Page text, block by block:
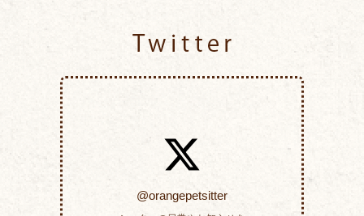
@orangepetsitter